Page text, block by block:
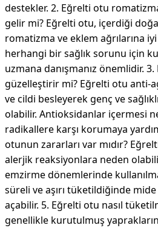
destekler. 2. Eğrelti otu
gelir mi? Eğrelti otu, içerdiği
romatizma ve eklem ağrılarına
herhangi bir sağlık sorunu için
uzmana danışmanız önemlidir.
güzelleştirir mi? Eğrelti otu anti-
ve cildi besleyerek genç ve
olabilir. Antioksidanlar içermesi
radikallere karşı korumaya
otunun zararları var mıdır?
alerjik reaksiyonlara neden
emzirme dönemlerinde
süreli ve aşırı tüketildiğinde mide
açabilir. 5. Eğrelti otu nasıl
genellikle kurutulmuş